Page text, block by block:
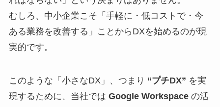
むしろ、中小企業こそ「手軽に・低コストで・今
ある業務を改善する」ことからDXを始めるのが現
実的です。
このような「小さなDX」、つまり “プチDX” を実
現するために、当社では Google Workspaceの活